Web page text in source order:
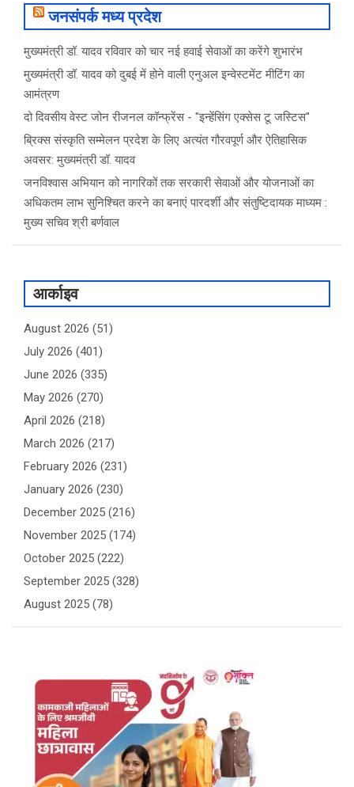
जनसंपर्क मध्य प्रदेश
मुख्यमंत्री डॉ. यादव रविवार को चार नई हवाई सेवाओं का करेंगे शुभारंभ
मुख्यमंत्री डॉ. यादव को दुबई में होने वाली एनुअल इन्वेस्टमेंट मीटिंग का
आमंत्रण
दो दिवसीय वेस्ट जोन रीजनल कॉन्फ्रेंस - "इन्हेंसिंग एक्सेस टू जस्टिस"
ब्रिक्स संस्कृति सम्मेलन प्रदेश के लिए अत्यंत गौरवपूर्ण और ऐतिहासिक
अवसर: मुख्यमंत्री डॉ. यादव
जनविश्वास अभियान को नागरिकों तक सरकारी सेवाओं और योजनाओं का
अधिकतम लाभ सुनिश्चित करने का बनाएं पारदर्शी और संतुष्टिदायक माध्यम :
मुख्य सचिव श्री बर्णवाल
आर्काइव
August 2026 (51)
July 2026 (401)
June 2026 (335)
May 2026 (270)
April 2026 (218)
March 2026 (217)
February 2026 (231)
January 2026 (230)
December 2025 (216)
November 2025 (174)
October 2025 (222)
September 2025 (328)
August 2025 (78)